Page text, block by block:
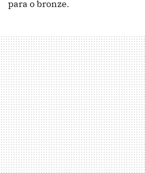
para o bronze.